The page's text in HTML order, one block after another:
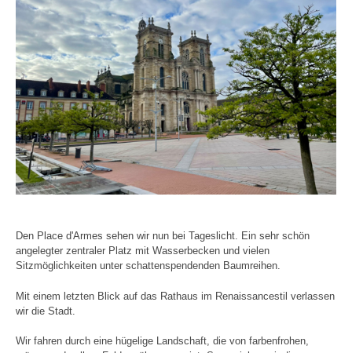
Den Place d'Armes sehen wir nun bei Tageslicht. Ein sehr schön
angelegter zentraler Platz mit Wasserbecken und vielen
Sitzmöglichkeiten unter schattenspendenden Baumreihen.
Mit einem letzten Blick auf das Rathaus im Renaissancestil verlassen
wir die Stadt.
Wir fahren durch eine hügelige Landschaft, die von farbenfrohen,